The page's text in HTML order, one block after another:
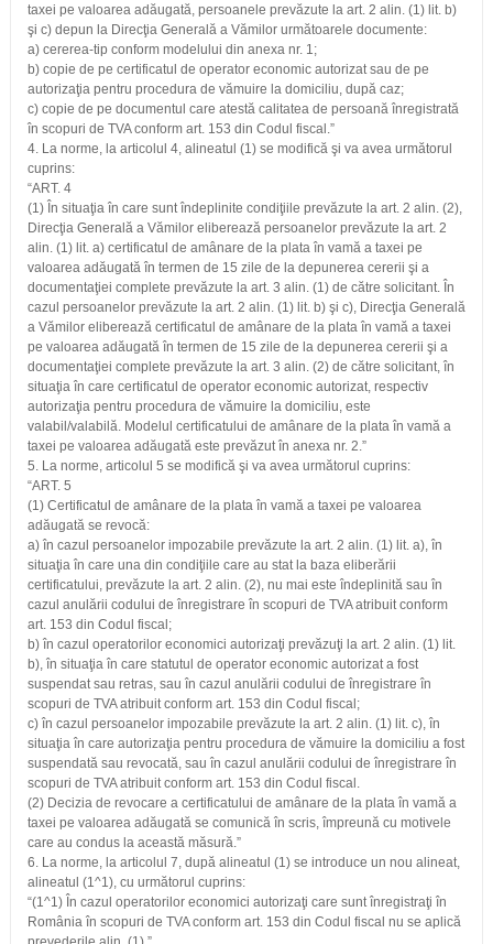
taxei pe valoarea adăugată, persoanele prevăzute la art. 2 alin. (1) lit. b)
şi c) depun la Direcţia Generală a Vămilor următoarele documente:
a) cererea-tip conform modelului din anexa nr. 1;
b) copie de pe certificatul de operator economic autorizat sau de pe
autorizaţia pentru procedura de vămuire la domiciliu, după caz;
c) copie de pe documentul care atestă calitatea de persoană înregistrată
în scopuri de TVA conform art. 153 din Codul fiscal.”
4. La norme, la articolul 4, alineatul (1) se modifică şi va avea următorul
cuprins:
“ART. 4
(1) În situaţia în care sunt îndeplinite condiţiile prevăzute la art. 2 alin. (2),
Direcţia Generală a Vămilor eliberează persoanelor prevăzute la art. 2
alin. (1) lit. a) certificatul de amânare de la plata în vamă a taxei pe
valoarea adăugată în termen de 15 zile de la depunerea cererii şi a
documentaţiei complete prevăzute la art. 3 alin. (1) de către solicitant. În
cazul persoanelor prevăzute la art. 2 alin. (1) lit. b) şi c), Direcţia Generală
a Vămilor eliberează certificatul de amânare de la plata în vamă a taxei
pe valoarea adăugată în termen de 15 zile de la depunerea cererii şi a
documentaţiei complete prevăzute la art. 3 alin. (2) de către solicitant, în
situaţia în care certificatul de operator economic autorizat, respectiv
autorizaţia pentru procedura de vămuire la domiciliu, este
valabil/valabilă. Modelul certificatului de amânare de la plata în vamă a
taxei pe valoarea adăugată este prevăzut în anexa nr. 2.”
5. La norme, articolul 5 se modifică şi va avea următorul cuprins:
“ART. 5
(1) Certificatul de amânare de la plata în vamă a taxei pe valoarea
adăugată se revocă:
a) în cazul persoanelor impozabile prevăzute la art. 2 alin. (1) lit. a), în
situaţia în care una din condiţiile care au stat la baza eliberării
certificatului, prevăzute la art. 2 alin. (2), nu mai este îndeplinită sau în
cazul anulării codului de înregistrare în scopuri de TVA atribuit conform
art. 153 din Codul fiscal;
b) în cazul operatorilor economici autorizaţi prevăzuţi la art. 2 alin. (1) lit.
b), în situaţia în care statutul de operator economic autorizat a fost
suspendat sau retras, sau în cazul anulării codului de înregistrare în
scopuri de TVA atribuit conform art. 153 din Codul fiscal;
c) în cazul persoanelor impozabile prevăzute la art. 2 alin. (1) lit. c), în
situaţia în care autorizaţia pentru procedura de vămuire la domiciliu a fost
suspendată sau revocată, sau în cazul anulării codului de înregistrare în
scopuri de TVA atribuit conform art. 153 din Codul fiscal.
(2) Decizia de revocare a certificatului de amânare de la plata în vamă a
taxei pe valoarea adăugată se comunică în scris, împreună cu motivele
care au condus la această măsură.”
6. La norme, la articolul 7, după alineatul (1) se introduce un nou alineat,
alineatul (1^1), cu următorul cuprins:
“(1^1) În cazul operatorilor economici autorizaţi care sunt înregistraţi în
România în scopuri de TVA conform art. 153 din Codul fiscal nu se aplică